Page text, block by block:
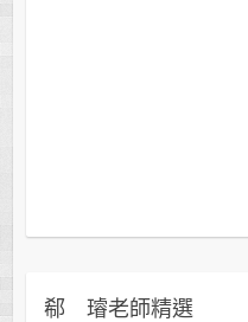
郗 璿老師精選